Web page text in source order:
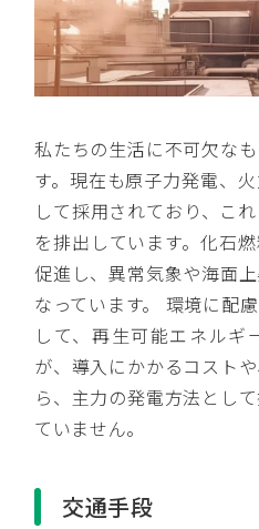
私たちの生活に不可欠な
す。現在も原子力発電、
して採用されており、こ
を排出しています。化石
促進し、異常気象や海面
なっています。 環境に配
して、再生可能エネルギ
が、導入にかかるコスト
ら、主力の発電方法とし
ていません。
交通手段